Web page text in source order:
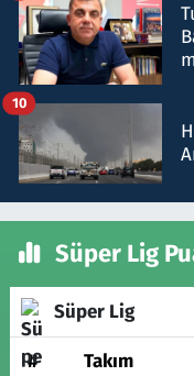
10
Süper Lig
Süper Lig
# Takım